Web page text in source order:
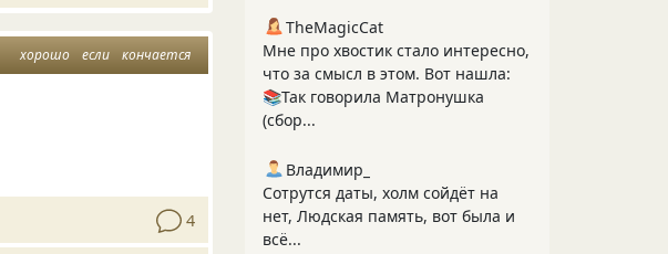
хорошо если кончается
4
TheMagicCat
Мне про хвостик стало интересно,
что за смысл в этом. Вот нашла:
📚Так говорила Матронушка
(сбор...
Владимир_
Сотрутся даты, холм сойдёт на
нет, Людская память, вот была и
всё...